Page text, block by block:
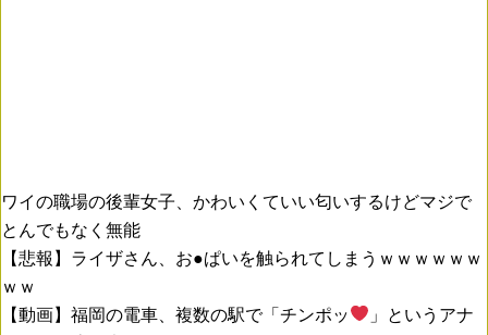
ワイの職場の後輩女子、かわいくていい匂いするけどマジで
とんでもなく無能
【悲報】ライザさん、お●ぱいを触られてしまうｗｗｗｗｗｗ
ｗｗ
【動画】福岡の電車、複数の駅で「チンポッ
」というアナ